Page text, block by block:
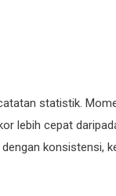
statistik.
lebih cepat
konsistensi,